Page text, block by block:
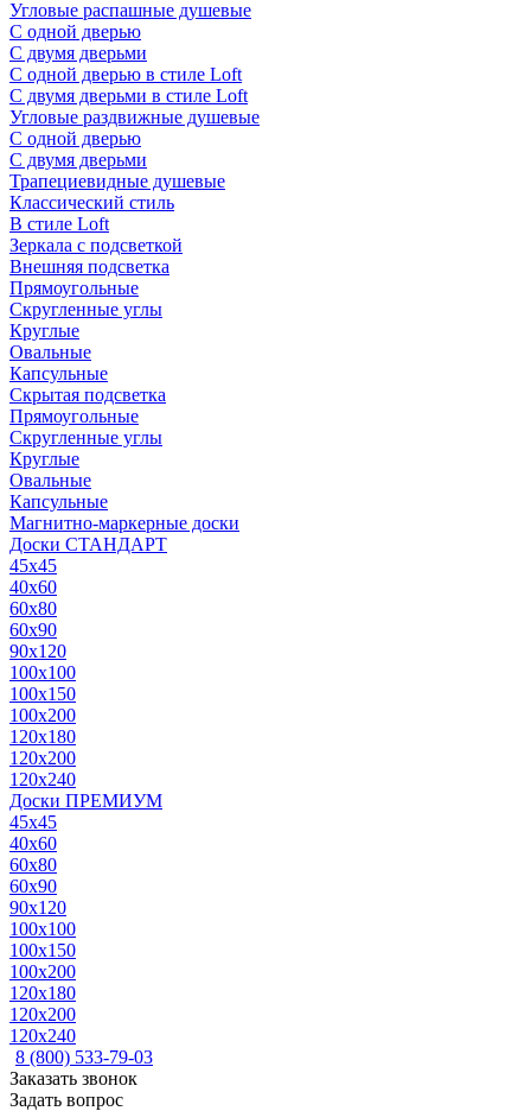
Угловые распашные душевые
С одной дверью
С двумя дверьми
С одной дверью в стиле Loft
С двумя дверьми в стиле Loft
Угловые раздвижные душевые
С одной дверью
С двумя дверьми
Трапециевидные душевые
Классический стиль
В стиле Loft
Зеркала с подсветкой
Внешняя подсветка
Прямоугольные
Скругленные углы
Круглые
Овальные
Капсульные
Скрытая подсветка
Прямоугольные
Скругленные углы
Круглые
Овальные
Капсульные
Магнитно-маркерные доски
Доски СТАНДАРТ
45x45
40x60
60x80
60x90
90x120
100x100
100x150
100x200
120x180
120x200
120x240
Доски ПРЕМИУМ
45x45
40x60
60x80
60x90
90x120
100x100
100x150
100x200
120x180
120x200
120x240
8 (800) 533-79-03
Заказать звонок
Задать вопрос